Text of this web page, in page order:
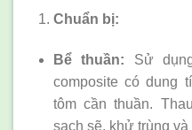
Chuẩn bị:
Bể thuần: Sử
composite có dung
tôm cần thuần.
sạch sẽ, khử trùng